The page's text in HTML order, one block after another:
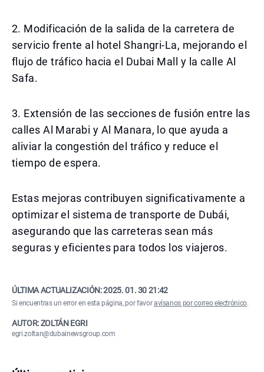
2. Modificación de la salida de la carretera de
servicio frente al hotel Shangri-La, mejorando el
flujo de tráfico hacia el Dubai Mall y la calle Al
Safa.
3. Extensión de las secciones de fusión entre las
calles Al Marabi y Al Manara, lo que ayuda a
aliviar la congestión del tráfico y reduce el
tiempo de espera.
Estas mejoras contribuyen significativamente a
optimizar el sistema de transporte de Dubái,
asegurando que las carreteras sean más
seguras y eficientes para todos los viajeros.
ÚLTIMA ACTUALIZACIÓN:2025. 01. 30 21:42
Si encuentras un error en esta página, por favoravísanos por correo electrónico.
AUTOR: ZOLTÁN EGRI
egri.zoltan@dubainewsgroup.com